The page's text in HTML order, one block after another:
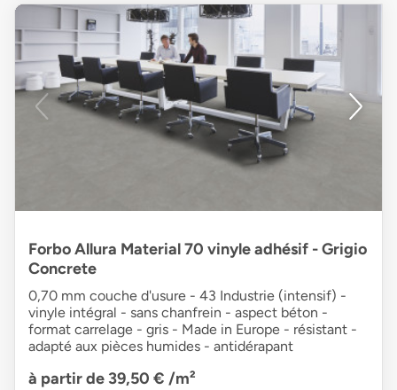
Forbo Allura Material 70 vinyle adhésif - Grigio
Concrete
0,70 mm couche d'usure - 43 Industrie (intensif) -
vinyle intégral - sans chanfrein - aspect béton -
format carrelage - gris - Made in Europe - résistant -
adapté aux pièces humides - antidérapant
à partir de 39,50 € /m²